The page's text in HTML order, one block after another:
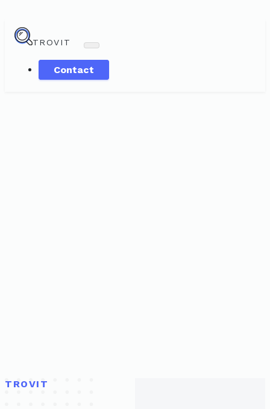
TROVIT
Contact
TROVIT